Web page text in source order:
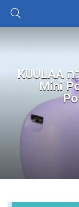
מיני פאואר בנק נייד קואלה KUULAA
Mini